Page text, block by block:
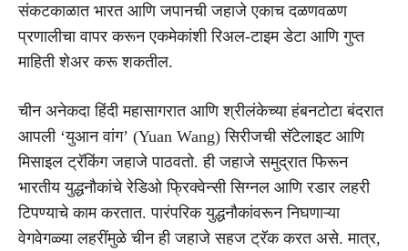
संकटकाळात भारत आणि जपानची जहाजे एकाच दळणवळण
प्रणालीचा वापर करून एकमेकांशी रिअल-टाइम डेटा आणि गुप्त
माहिती शेअर करू शकतील.
चीन अनेकदा हिंदी महासागरात आणि श्रीलंकेच्या हंबनटोटा बंदरात
आपली ‘युआन वांग’ (Yuan Wang) सिरीजची सॅटेलाइट आणि
मिसाइल ट्रॅकिंग जहाजे पाठवतो. ही जहाजे समुद्रात फिरून
भारतीय युद्धनौकांचे रेडिओ फ्रिक्वेन्सी सिग्नल आणि रडार लहरी
टिपण्याचे काम करतात. पारंपरिक युद्धनौकांवरून निघणाऱ्या
वेगवेगळ्या लहरींमुळे चीन ही जहाजे सहज ट्रॅक करत असे. मात्र,